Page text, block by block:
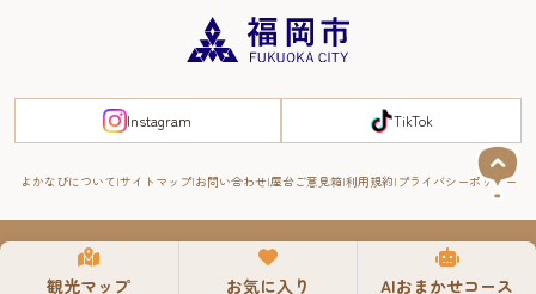
観光マップ お気に入り AIおまかせコース
FUKUOKA EAST&WEST COAST
周遊する
Instagram TikTok
よかなびについて サイトマップ お問い合わせ 屋台ご意見箱 利用規約 プライバシーポリシー
© 2008-2025 YOKANAVI All Rights Reserved.